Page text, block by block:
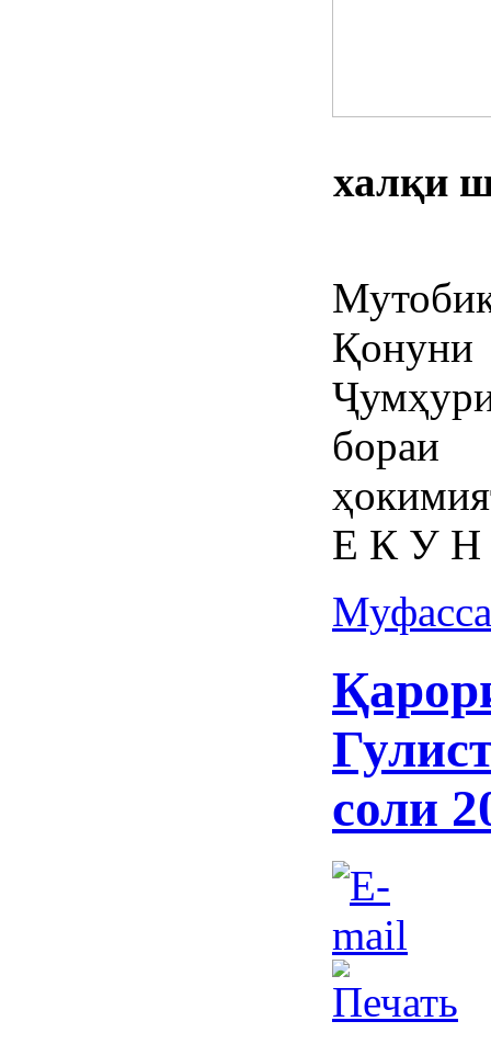
халқи
бораи
Е К У
соли